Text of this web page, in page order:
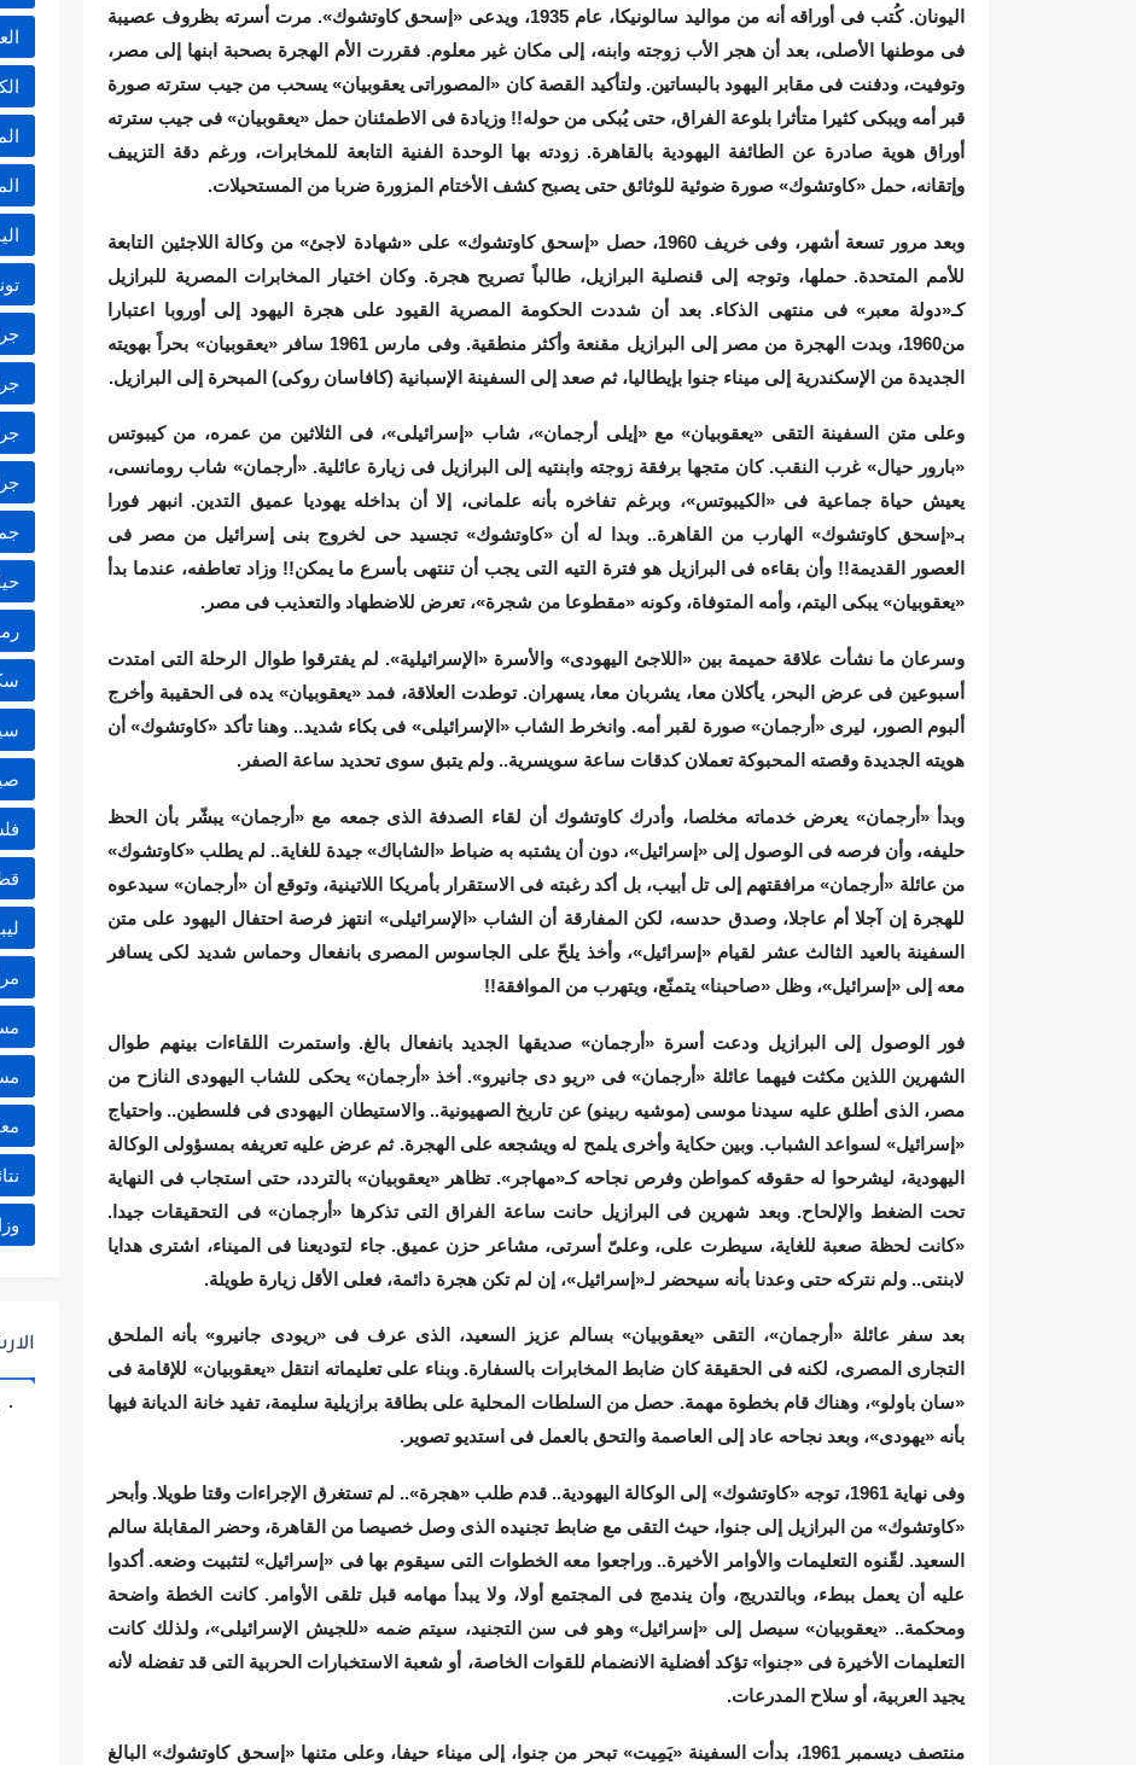
اليونان. كُتب فى أوراقه أنه من مواليد سالونيكا، عام 1935، ويدعى «إسحق كاوتشوك». مرت أسرته بظروف عصيبة
فى موطنها الأصلى، بعد أن هجر الأب زوجته وابنه، إلى مكان غير معلوم. فقررت الأم الهجرة بصحبة ابنها إلى مصر،
وتوفيت، ودفنت فى مقابر اليهود بالبساتين. ولتأكيد القصة كان «المصوراتى يعقوبيان» يسحب من جيب سترته صورة
قبر أمه ويبكى كثيرا متأثرا بلوعة الفراق، حتى يُبكى من حوله!! وزيادة فى الاطمئنان حمل «يعقوبيان» فى جيب سترته
أوراق هوية صادرة عن الطائفة اليهودية بالقاهرة. زودته بها الوحدة الفنية التابعة للمخابرات، ورغم دقة التزييف
وإتقانه، حمل «كاوتشوك» صورة ضوئية للوثائق حتى يصبح كشف الأختام المزورة ضربا من المستحيلات.
وبعد مرور تسعة أشهر، وفى خريف 1960، حصل «إسحق كاوتشوك» على «شهادة لاجئ» من وكالة اللاجئين التابعة
للأمم المتحدة. حملها، وتوجه إلى قنصلية البرازيل، طالباً تصريح هجرة. وكان اختيار المخابرات المصرية للبرازيل
كـ«دولة معبر» فى منتهى الذكاء. بعد أن شددت الحكومة المصرية القيود على هجرة اليهود إلى أوروبا اعتبارا
من1960، وبدت الهجرة من مصر إلى البرازيل مقنعة وأكثر منطقية. وفى مارس 1961 سافر «يعقوبيان» بحراً بهويته
الجديدة من الإسكندرية إلى ميناء جنوا بإيطاليا، ثم صعد إلى السفينة الإسبانية (كافاسان روكى) المبحرة إلى البرازيل.
وعلى متن السفينة التقى «يعقوبيان» مع «إيلى أرجمان»، شاب «إسرائيلى»، فى الثلاثين من عمره، من كيبوتس
«بارور حيال» غرب النقب. كان متجها برفقة زوجته وابنتيه إلى البرازيل فى زيارة عائلية. «أرجمان» شاب رومانسى،
يعيش حياة جماعية فى «الكيبوتس»، وبرغم تفاخره بأنه علمانى، إلا أن بداخله يهوديا عميق التدين. انبهر فورا
بـ«إسحق كاوتشوك» الهارب من القاهرة.. وبدا له أن «كاوتشوك» تجسيد حى لخروج بنى إسرائيل من مصر فى
العصور القديمة!! وأن بقاءه فى البرازيل هو فترة التيه التى يجب أن تنتهى بأسرع ما يمكن!! وزاد تعاطفه، عندما بدأ
«يعقوبيان» يبكى اليتم، وأمه المتوفاة، وكونه «مقطوعا من شجرة»، تعرض للاضطهاد والتعذيب فى مصر.
وسرعان ما نشأت علاقة حميمة بين «اللاجئ اليهودى» والأسرة «الإسرائيلية». لم يفترقوا طوال الرحلة التى امتدت
أسبوعين فى عرض البحر، يأكلان معا، يشربان معا، يسهران. توطدت العلاقة، فمد «يعقوبيان» يده فى الحقيبة وأخرج
ألبوم الصور، ليرى «أرجمان» صورة لقبر أمه. وانخرط الشاب «الإسرائيلى» فى بكاء شديد.. وهنا تأكد «كاوتشوك» أن
هويته الجديدة وقصته المحبوكة تعملان كدقات ساعة سويسرية.. ولم يتبق سوى تحديد ساعة الصفر.
وبدأ «أرجمان» يعرض خدماته مخلصا، وأدرك كاوتشوك أن لقاء الصدفة الذى جمعه مع «أرجمان» يبشّر بأن الحظ
حليفه، وأن فرصه فى الوصول إلى «إسرائيل»، دون أن يشتبه به ضباط «الشاباك» جيدة للغاية.. لم يطلب «كاوتشوك»
من عائلة «أرجمان» مرافقتهم إلى تل أبيب، بل أكد رغبته فى الاستقرار بأمريكا اللاتينية، وتوقع أن «أرجمان» سيدعوه
للهجرة إن آجلا أم عاجلا، وصدق حدسه، لكن المفارقة أن الشاب «الإسرائيلى» انتهز فرصة احتفال اليهود على متن
السفينة بالعيد الثالث عشر لقيام «إسرائيل»، وأخذ يلحّ على الجاسوس المصرى بانفعال وحماس شديد لكى يسافر
معه إلى «إسرائيل»، وظل «صاحبنا» يتمنّع، ويتهرب من الموافقة!!
فور الوصول إلى البرازيل ودعت أسرة «أرجمان» صديقها الجديد بانفعال بالغ. واستمرت اللقاءات بينهم طوال
الشهرين اللذين مكثت فيهما عائلة «أرجمان» فى «ريو دى جانيرو». أخذ «أرجمان» يحكى للشاب اليهودى النازح من
مصر، الذى أطلق عليه سيدنا موسى (موشيه ربينو) عن تاريخ الصهيونية.. والاستيطان اليهودى فى فلسطين.. واحتياج
«إسرائيل» لسواعد الشباب. وبين حكاية وأخرى يلمح له ويشجعه على الهجرة. ثم عرض عليه تعريفه بمسؤولى الوكالة
اليهودية، ليشرحوا له حقوقه كمواطن وفرص نجاحه كـ«مهاجر». تظاهر «يعقوبيان» بالتردد، حتى استجاب فى النهاية
تحت الضغط والإلحاح. وبعد شهرين فى البرازيل حانت ساعة الفراق التى تذكرها «أرجمان» فى التحقيقات جيدا.
«كانت لحظة صعبة للغاية، سيطرت على، وعلىّ أسرتى، مشاعر حزن عميق. جاء لتوديعنا فى الميناء، اشترى هدايا
لابنتى.. ولم نتركه حتى وعدنا بأنه سيحضر لـ«إسرائيل»، إن لم تكن هجرة دائمة، فعلى الأقل زيارة طويلة.
بعد سفر عائلة «أرجمان»، التقى «يعقوبيان» بسالم عزيز السعيد، الذى عرف فى «ريودى جانيرو» بأنه الملحق
التجارى المصرى، لكنه فى الحقيقة كان ضابط المخابرات بالسفارة. وبناء على تعليماته انتقل «يعقوبيان» للإقامة فى
«سان باولو»، وهناك قام بخطوة مهمة. حصل من السلطات المحلية على بطاقة برازيلية سليمة، تفيد خانة الديانة فيها
بأنه «يهودى»، وبعد نجاحه عاد إلى العاصمة والتحق بالعمل فى استديو تصوير.
وفى نهاية 1961، توجه «كاوتشوك» إلى الوكالة اليهودية.. قدم طلب «هجرة».. لم تستغرق الإجراءات وقتا طويلا. وأبحر
«كاوتشوك» من البرازيل إلى جنوا، حيث التقى مع ضابط تجنيده الذى وصل خصيصا من القاهرة، وحضر المقابلة سالم
السعيد. لقّنوه التعليمات والأوامر الأخيرة.. وراجعوا معه الخطوات التى سيقوم بها فى «إسرائيل» لتثبيت وضعه. أكدوا
عليه أن يعمل ببطء، وبالتدريج، وأن يندمج فى المجتمع أولا، ولا يبدأ مهامه قبل تلقى الأوامر. كانت الخطة واضحة
ومحكمة.. «يعقوبيان» سيصل إلى «إسرائيل» وهو فى سن التجنيد، سيتم ضمه «للجيش الإسرائيلى»، ولذلك كانت
التعليمات الأخيرة فى «جنوا» تؤكد أفضلية الانضمام للقوات الخاصة، أو شعبة الاستخبارات الحربية التى قد تفضله لأنه
يجيد العربية، أو سلاح المدرعات.
منتصف ديسمبر 1961، بدأت السفينة «يَمِيت» تبحر من جنوا، إلى ميناء حيفا، وعلى متنها «إسحق كاوتشوك» البالغ